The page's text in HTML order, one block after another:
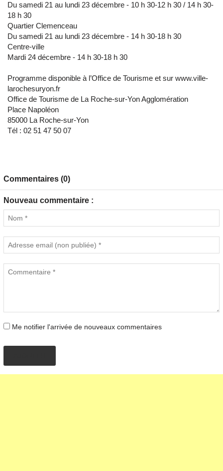
Du samedi 21 au lundi 23 décembre - 10 h 30-12 h 30 / 14 h 30-
18 h 30
Quartier Clemenceau
Du samedi 21 au lundi 23 décembre - 14 h 30-18 h 30
Centre-ville
Mardi 24 décembre - 14 h 30-18 h 30
Programme disponible à l’Office de Tourisme et sur www.ville-
larochesuryon.fr
Office de Tourisme de La Roche-sur-Yon Agglomération
Place Napoléon
85000 La Roche-sur-Yon
Tél : 02 51 47 50 07
Commentaires (0)
Nouveau commentaire :
Me notifier l'arrivée de nouveaux commentaires